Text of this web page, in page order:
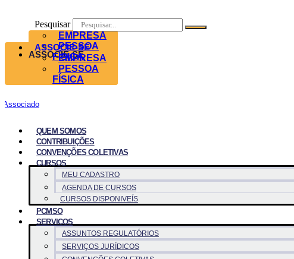
Pesquisar
ASSOCIE-SE
EMPRESA
PESSOA
FÍSICA
ASSOCIE-SE
EMPRESA
PESSOA
FÍSICA
Associado
QUEM SOMOS
CONTRIBUIÇÕES
CONVENÇÕES COLETIVAS
CURSOS
MEU CADASTRO
AGENDA DE CURSOS
CURSOS DISPONIVEÍS
PCMSO
SERVICOS
ASSUNTOS REGULATÓRIOS
SERVIÇOS JURÍDICOS